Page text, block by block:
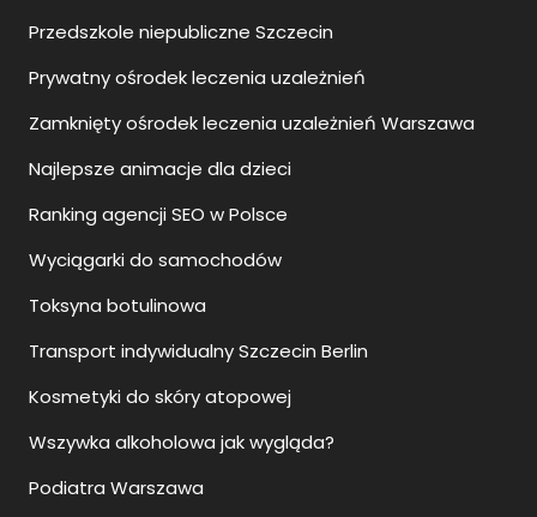
Przedszkole niepubliczne Szczecin
Prywatny ośrodek leczenia uzależnień
Zamknięty ośrodek leczenia uzależnień Warszawa
Najlepsze animacje dla dzieci
Ranking agencji SEO w Polsce
Wyciągarki do samochodów
Toksyna botulinowa
Transport indywidualny Szczecin Berlin
Kosmetyki do skóry atopowej
Wszywka alkoholowa jak wygląda?
Podiatra Warszawa